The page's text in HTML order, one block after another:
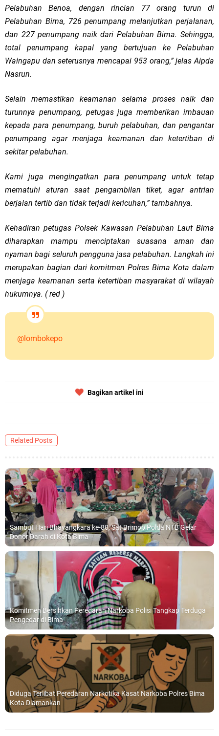
Pelabuhan Benoa, dengan rincian 77 orang turun di
Pelabuhan Bima, 726 penumpang melanjutkan perjalanan,
dan 227 penumpang naik dari Pelabuhan Bima. Sehingga,
total penumpang kapal yang bertujuan ke Pelabuhan
Waingapu dan seterusnya mencapai 953 orang,” jelas Aipda
Nasrun.
Selain memastikan keamanan selama proses naik dan
turunnya penumpang, petugas juga memberikan imbauan
kepada para penumpang, buruh pelabuhan, dan pengantar
penumpang agar menjaga keamanan dan ketertiban di
sekitar pelabuhan.
Kami juga mengingatkan para penumpang untuk tetap
mematuhi aturan saat pengambilan tiket, agar antrian
berjalan tertib dan tidak terjadi kericuhan,” tambahnya.
Kehadiran petugas Polsek Kawasan Pelabuhan Laut Bima
diharapkan mampu menciptakan suasana aman dan
nyaman bagi seluruh pengguna jasa pelabuhan. Langkah ini
merupakan bagian dari komitmen Polres Bima Kota dalam
menjaga keamanan serta ketertiban masyarakat di wilayah
hukumnya. ( red )
@lombokepo
Bagikan artikel ini
Related Posts
Sambut Hari Bhayangkara ke-80, Sat Brimob Polda NTB Gelar
Donor Darah di Kota Bima
Komitmen Bersihkan Peredaran Narkoba Polisi Tangkap Terduga
Pengedar di Bima
Diduga Terlibat Peredaran Narkotika Kasat Narkoba Polres Bima
Kota Diamankan